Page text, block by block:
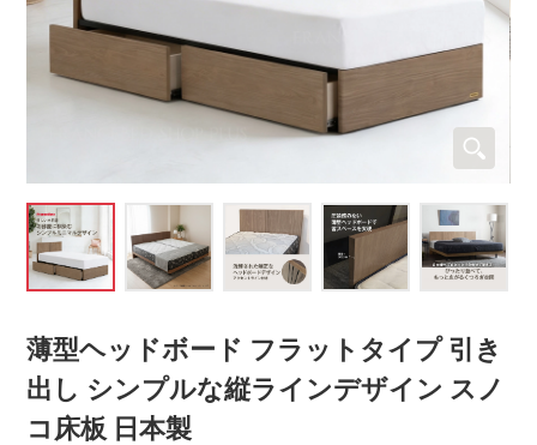
薄型ヘッドボード フラットタイプ 引き
出し シンプルな縦ラインデザイン スノ
コ床板 日本製